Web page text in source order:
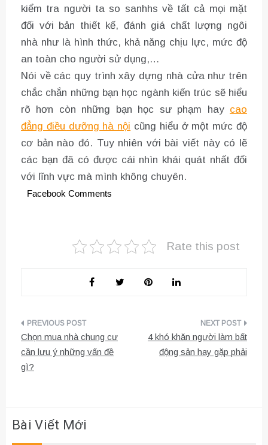
kiểm tra người ta so sanhhs về tất cả mọi mặt
đối với bản thiết kế, đánh giá chất lượng ngôi
nhà như là hình thức, khả năng chịu lực, mức độ
an toàn cho người sử dụng,…
Nói về các quy trình xây dựng nhà cửa như trên
chắc chắn những bạn học ngành kiến trúc sẽ hiểu
rõ hơn còn những bạn học sư phạm hay cao
đẳng điều dưỡng hà nội cũng hiểu ở một mức độ
cơ bản nào đó. Tuy nhiên với bài viết này có lẽ
các bạn đã có được cái nhìn khái quát nhất đối
với lĩnh vực mà mình không chuyên.
Facebook Comments
Rate this post
Điều
hướng
bài
Chọn mua nhà chung cư
cần lưu ý những vấn đề
gì?
4 khó khăn người làm bất
động sản hay gặp phải
Bài Viết Mới